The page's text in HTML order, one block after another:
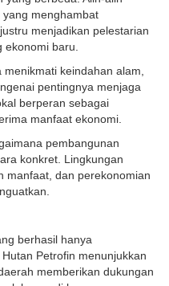
menghambat
menjadikan pelestarian
baru.
keindahan alam,
pentingnya menjaga
berperan sebagai
manfaat ekonomi.
pembangunan
konkret. Lingkungan
manfaat, dan perekonomian
berhasil hanya
Petrofin menunjukkan
memberikan dukungan